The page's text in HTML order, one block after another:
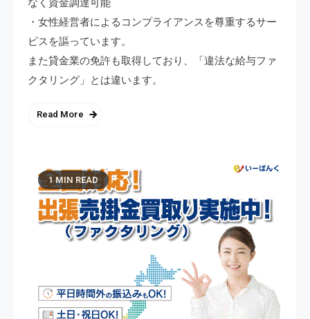
なく資金調達可能
・女性経営者によるコンプライアンスを尊重するサー
ビスを謳っています。
また貸金業の免許も取得しており、「違法な給与ファ
クタリング」とは違います。
Read More
1 MIN READ